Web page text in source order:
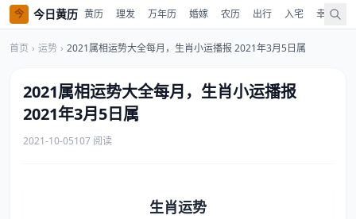
今 今日黄历 黄历 理发 万年历 婚嫁 农历 出行 入宅 幸运色
首页 › 运势 › 2021属相运势大全每月，生肖小运播报 2021年3月5日属
2021属相运势大全每月，生肖小运播报
2021年3月5日属
2021-10-05107 阅读
生肖运势